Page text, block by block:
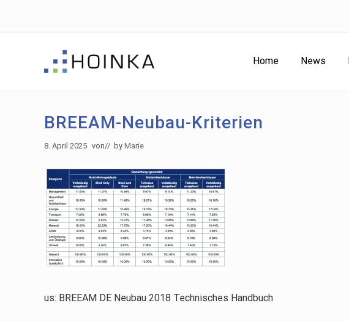
navigation
Planen
Green
Building
Home News
BREEAM-Neubau-Kriterien
8. April 2025 von// by Marie
us: BREEAM DE Neubau 2018 Technisches Handbuch